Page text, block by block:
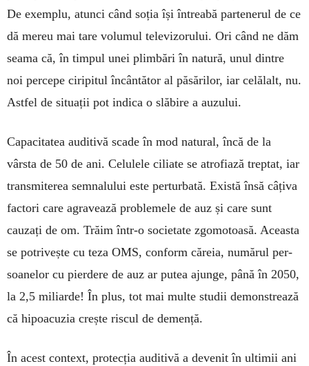
De exemplu, atunci când soția își întreabă partenerul de ce
dă mereu mai tare volumul tele­vizorului. Ori când ne dăm
seama că, în timpul unei plim­bări în natură, unul dintre
noi percepe ciri­pitul încântător al păsărilor, iar celălalt, nu.
Astfel de situa­ții pot indica o slăbire a auzului.
Capacitatea auditivă sca­de în mod natural, încă de la
vârsta de 50 de ani. Celulele ciliate se atrofiază treptat, iar
trans­miterea semnalului este perturbată. Există însă câțiva
factori care agravează proble­mele de auz și care sunt
cauzați de om. Trăim într-o socie­tate zgomotoasă. Aceasta
se potrivește cu teza OMS, conform căreia, numărul per­
soanelor cu pier­dere de auz ar putea ajunge, până în 2050,
la 2,5 miliarde! În plus, tot mai multe studii demons­trea­ză
că hipoacuzia crește riscul de demență.
În acest context, protecția auditivă a de­venit în ultimii ani